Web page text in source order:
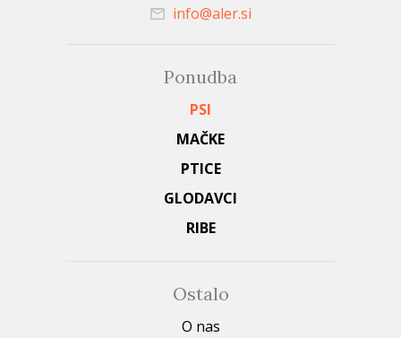
info@aler.si
Ponudba
PSI
MAČKE
PTICE
GLODAVCI
RIBE
Ostalo
O nas